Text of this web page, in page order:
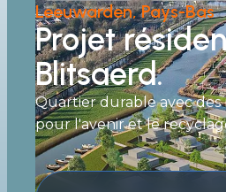
Leeuwarden, Pays-Bas
Projet
Blitsaerd.
Quartier durable avec des
pour l'avenir et le